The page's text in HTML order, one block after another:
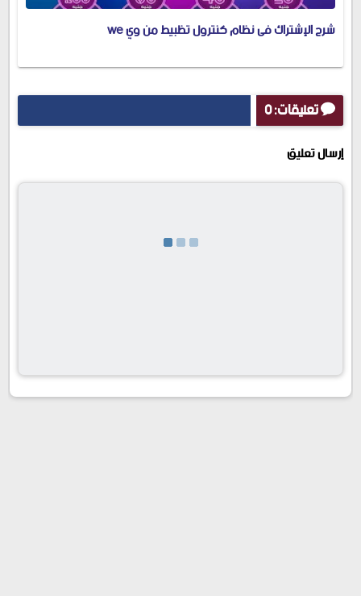
شرح الإشتراك فى نظام كنترول تظبيط من وي we
تعليقات: 0
إرسال تعليق